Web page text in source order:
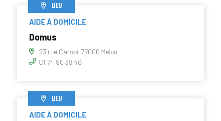
LIEU
AIDE À DOMICILE
Domus
23 rue Carnot 77000 Melun
01 74 90 38 46
LIEU
AIDE À DOMICILE